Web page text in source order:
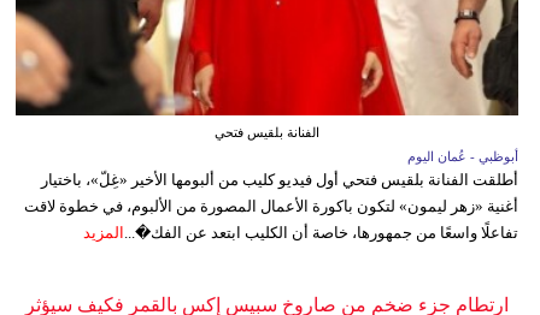
الفنانة بلقيس فتحي
أبوظبي - عُمان اليوم
أطلقت الفنانة بلقيس فتحي أول فيديو كليب من ألبومها الأخير «غِلّ»، باختيار
أغنية «زهر ليمون» لتكون باكورة الأعمال المصورة من الألبوم، في خطوة لاقت
تفاعلًا واسعًا من جمهورها، خاصة أن الكليب ابتعد عن الفك�...
المزيد
ارتطام جزء ضخم من صاروخ سبيس إكس بالقمر فكيف سيؤثر